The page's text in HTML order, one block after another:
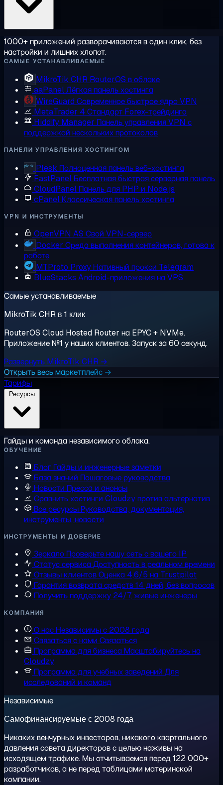
1000+ приложений разворачиваются в один клик, без
настройки и лишних хлопот.
САМЫЕ УСТАНАВЛИВАЕМЫЕ
MikroTik CHR RouterOS в облаке
aaPanelЛёгкая панель хостинга
WireGuard Современное быстрое ядро VPN
MetaTrader 4 Стандарт Forex-трейдинга
Hiddify Manager Панель управления VPN с
поддержкой нескольких протоколов
ПАНЕЛИ УПРАВЛЕНИЯ ХОСТИНГОМ
Plesk Полноценная панель веб-хостинга
FastPanelБесплатная быстрая серверная панель
CloudPanel Панель для PHP и Node.js
cPanelКлассическая панель хостинга
VPN И ИНСТРУМЕНТЫ
OpenVPN AS Свой VPN-сервер
Docker Среда выполнения контейнеров, готова к
работе
MTProto ProxyНативный прокси Telegram
BlueStacks Android-приложения на VPS
Самые устанавливаемые
MikroTik CHR в 1 клик
RouterOS Cloud Hosted Router на EPYC + NVMe.
Приложение №1 у наших клиентов. Запуск за 60 секунд.
Развернуть MikroTik CHR →
Открыть весь маркетплейс →
Тарифы
Гайды и команда независимого облака.
ОБУЧЕНИЕ
Блог Гайды и инженерные заметки
База знаний Пошаговые руководства
Новости Пресса и анонсы
Сравнить хостинги Cloudzy против альтернатив
Все ресурсыРуководства, документация,
инструменты, новости
ИНСТРУМЕНТЫ И ДОВЕРИЕ
Зеркало Проверьте нашу сеть с вашего IP
Статус сервисаДоступность в реальном времени
Отзывы клиентовОценка 4,6/5 на Trustpilot
Гарантия возврата средств14 дней, без вопросов
Получить поддержку 24/7, живые инженеры
КОМПАНИЯ
О насНезависимы с 2008 года
Связаться с нами Связаться
Программа для бизнесаМасштабируйтесь на
Cloudzy
Программа для учебных заведений Для
исследований и команд
Независимые
Самофинансируемые с 2008 года
Никаких венчурных инвесторов, никакого квартального
давления совета директоров с целью наживы на
исходящем трафике. Мы отчитываемся перед 122 000+
разработчиков, а не перед таблицами материнской
компании.